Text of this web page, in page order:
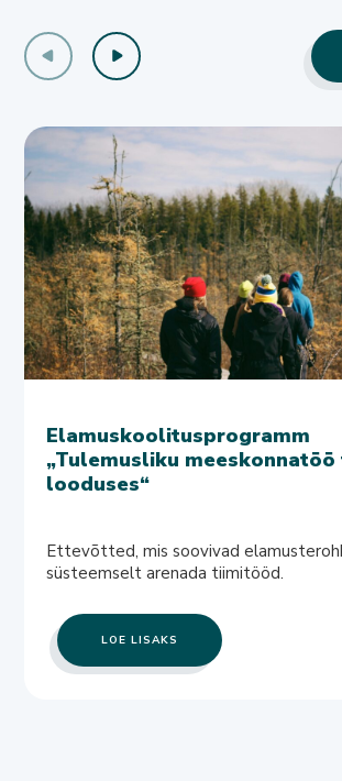
Elamuskoolitusprogramm
„Tulemusliku
looduses“
Ettevõtted, mis soovivad
süsteemselt arenada tiimitööd.
LOE LISAKS